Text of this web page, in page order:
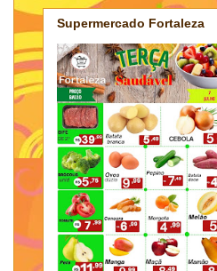
Supermercado Fortaleza